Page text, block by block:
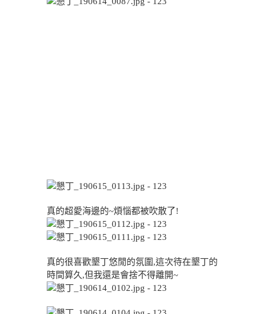
真的超愛海邊的~煩惱都被吹散了!
真的很喜歡墾丁悠閒的氛圍,這次待在墾丁的
時間算久,但我還是會捨不得離開~